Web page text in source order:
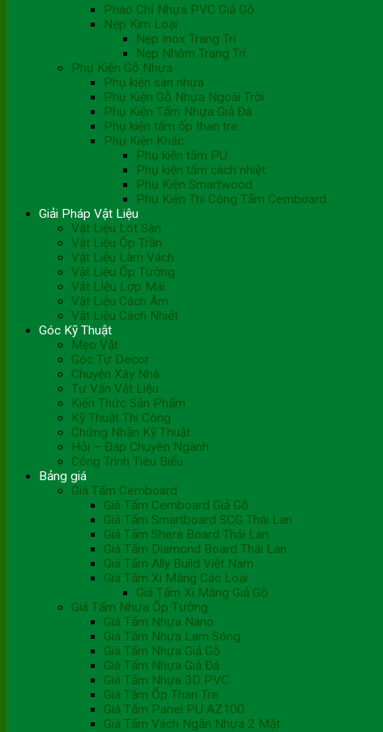
Phào Chỉ Nhựa PVC Giả Gỗ
Nẹp Kim Loại
Nẹp Inox Trang Trí
Nẹp Nhôm Trang Trí
Phụ Kiện Gỗ Nhựa
Phụ kiện sàn nhựa
Phụ Kiện Gỗ Nhựa Ngoài Trời
Phụ Kiện Tấm Nhựa Giả Đá
Phụ kiện tấm ốp than tre
Phụ Kiện Khác
Phụ kiện tấm PU
Phụ kiện tấm cách nhiệt
Phụ Kiện Smartwood
Phụ Kiện Thi Công Tấm Cemboard
Giải Pháp Vật Liệu
Vật Liệu Lót Sàn
Vật Liệu Ốp Trần
Vật Liệu Làm Vách
Vật Liệu Ốp Tường
Vật LIệu Lợp Mái
Vật Liệu Cách Âm
Vật Liệu Cách Nhiệt
Góc Kỹ Thuật
Mẹo Vặt
Góc Tự Decor
Chuyện Xây Nhà
Tư Vấn Vật Liệu
Kiến Thức Sản Phẩm
Kỹ Thuật Thi Công
Chứng Nhận Kỹ Thuật
Hỏi – Đáp Chuyên Ngành
Công Trình Tiêu Biểu
Bảng giá
Giá Tấm Cemboard
Giá Tấm Cemboard Giả Gỗ
Giá Tấm Smartboard SCG Thái Lan
Giá Tấm Shera Board Thái Lan
Giá Tấm Diamond Board Thái Lan
Giá Tấm Ally Build Việt Nam
Giá Tấm Xi Măng Các Loại
Giá Tấm Xi Măng Giả Gỗ
Giá Tấm Nhựa Ốp Tường
Giá Tấm Nhựa Nano
Giá Tấm Nhựa Lam Sóng
Giá Tấm Nhựa Giả Gỗ
Giá Tấm Nhựa Giả Đá
Giá Tấm Nhựa 3D PVC
Giá Tấm Ốp Than Tre
Giá Tấm Panel PU AZ100
Giá Tấm Vách Ngăn Nhựa 2 Mặt